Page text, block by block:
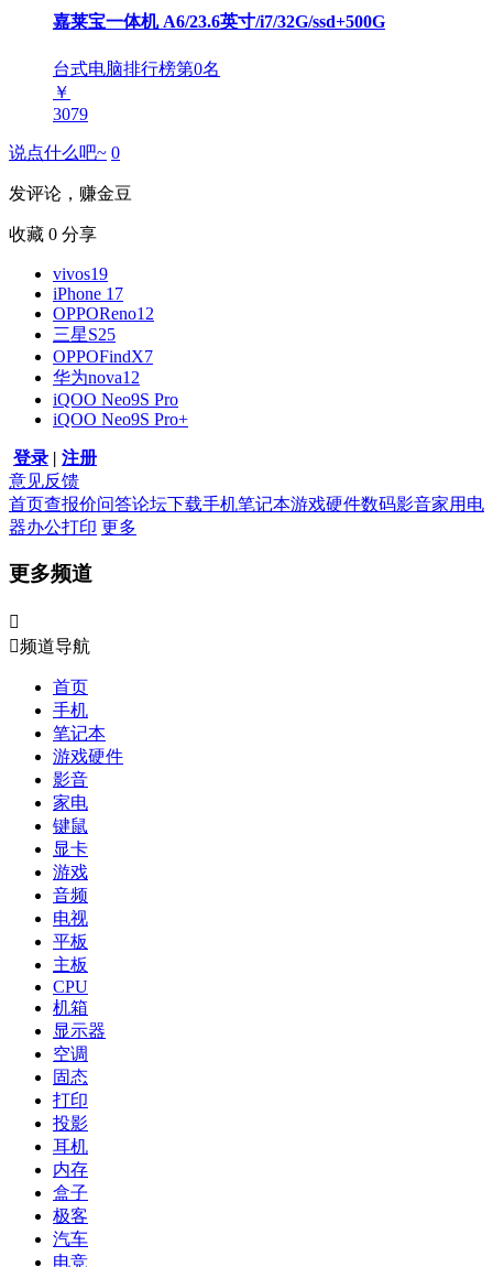
嘉莱宝一体机 A6/23.6英寸/i7/32G/ssd+500G
台式电脑排行榜第0名
￥
3079
说点什么吧~ 0
发评论，赚金豆
收藏 0 分享
vivos19
iPhone 17
OPPOReno12
三星S25
OPPOFindX7
华为nova12
iQOO Neo9S Pro
iQOO Neo9S Pro+
登录 | 注册
意见反馈
首页查报价问答论坛下载手机笔记本游戏硬件数码影音家用电
器办公打印 更多
更多频道

频道导航
首页
手机
笔记本
游戏硬件
影音
家电
键鼠
显卡
游戏
音频
电视
平板
主板
CPU
机箱
显示器
空调
固态
打印
投影
耳机
内存
盒子
极客
汽车
电竞